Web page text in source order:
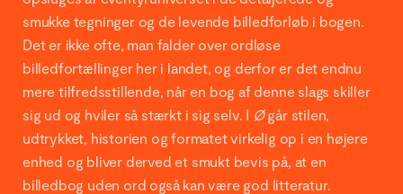
smukke tegninger og de levende billedforløb i bogen.
Det er ikke ofte, man falder over ordløse
billedfortællinger her i landet, og derfor er det endnu
mere tilfredsstillende, når en bog af denne slags skiller
sig ud og hviler så stærkt i sig selv. I Øgår stilen,
udtrykket, historien og formatet virkelig op i en højere
enhed og bliver derved et smukt bevis på, at en
billedbog uden ord også kan være god litteratur.